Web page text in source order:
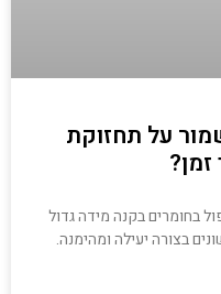
על תחזוקת
בחומרים בקנה מידה גדול
בצורה יעילה ומהימנה.